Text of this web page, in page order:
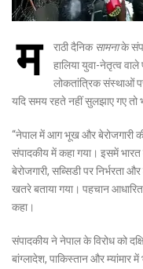
म राठी दैनिक सामनाके
हालिया युवा-नेतृत्व
लोकतांत्रिक संस्थाओं
यदि समय रहते नहीं सुलझाए गए तो
“नेपाल में आग भूख और बेरोजगारी
संपादकीय में कहा गया। इसमें
बेरोजगारी, सब्सिडी पर निर्भरता
खतरे बताया गया। पहचान
कहा।
संपादकीय ने नेपाल के विरोध को
बांग्लादेश, पाकिस्तान और